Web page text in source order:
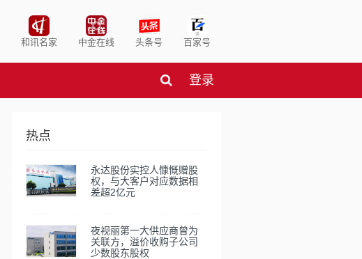
和讯名家 中金在线 头条号 百家号
登录
热点
永达股份实控人慷慨赠股
权，与大客户对应数据相
差超2亿元
夜视丽第一大供应商曾为
关联方，溢价收购子公司
少数股东股权